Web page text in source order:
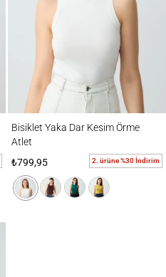
Bisiklet Yaka Dar Kesim Örme
Atlet
₺799,95
2. ürüne %30 İndirim